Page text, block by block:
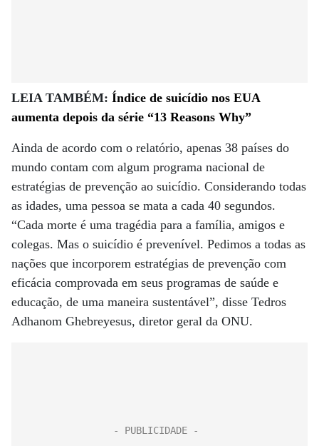
LEIA TAMBÉM: Índice de suicídio nos EUA
aumenta depois da série “13 Reasons Why”
Ainda de acordo com o relatório, apenas 38 países do
mundo contam com algum programa nacional de
estratégias de prevenção ao suicídio. Considerando todas
as idades, uma pessoa se mata a cada 40 segundos.
“Cada morte é uma tragédia para a família, amigos e
colegas. Mas o suicídio é prevenível. Pedimos a todas as
nações que incorporem estratégias de prevenção com
eficácia comprovada em seus programas de saúde e
educação, de uma maneira sustentável”, disse Tedros
Adhanom Ghebreyesus, diretor geral da ONU.